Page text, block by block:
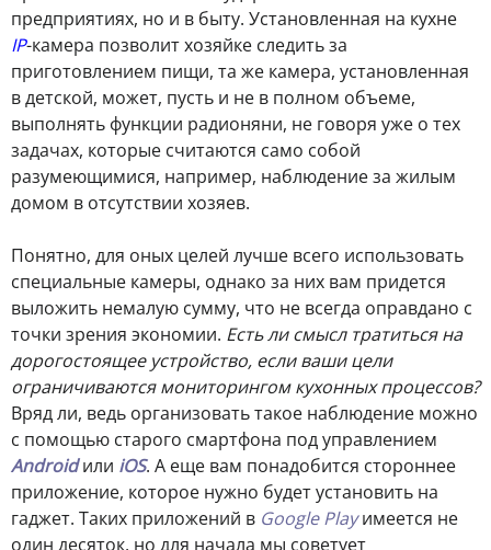
предприятиях, но и в быту. Установленная на кухне
IP-камера позволит хозяйке следить за
приготовлением пищи, та же камера, установленная
в детской, может, пусть и не в полном объеме,
выполнять функции радионяни, не говоря уже о тех
задачах, которые считаются само собой
разумеющимися, например, наблюдение за жилым
домом в отсутствии хозяев.
Понятно, для оных целей лучше всего использовать
специальные камеры, однако за них вам придется
выложить немалую сумму, что не всегда оправдано с
точки зрения экономии. Есть ли смысл тратиться на
дорогостоящее устройство, если ваши цели
ограничиваются мониторингом кухонных процессов?
Вряд ли, ведь организовать такое наблюдение можно
с помощью старого смартфона под управлением
Androidили iOS. А еще вам понадобится стороннее
приложение, которое нужно будет установить на
гаджет. Таких приложений в Google Playимеется не
один десяток, но для начала мы советует